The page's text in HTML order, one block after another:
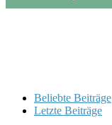
Beliebte Beiträge
Letzte Beiträge